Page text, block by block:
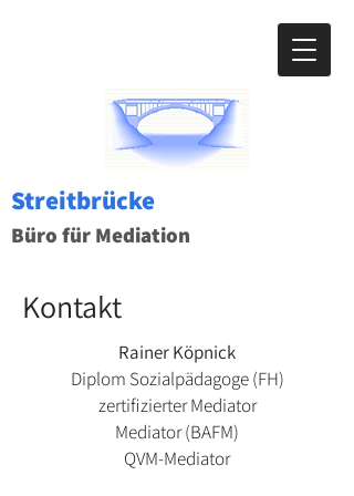
Streitbrücke
Büro für Mediation
Kontakt
Rainer Köpnick
Diplom Sozialpädagoge (FH)
zertifizierter Mediator
Mediator (BAFM)
QVM-Mediator